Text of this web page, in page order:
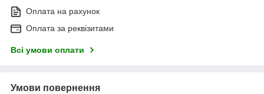
Оплата на рахунок
Оплата за реквізитами
Всі умови оплати
Умови повернення